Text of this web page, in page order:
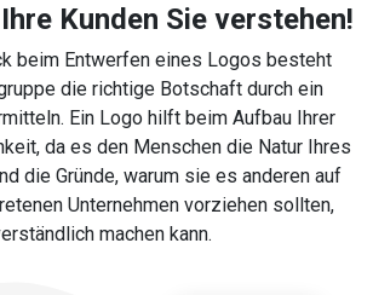
Kunden Sie verstehen!
beim Entwerfen eines Logos besteht
die richtige Botschaft durch ein
Ein Logo hilft beim Aufbau Ihrer
da es den Menschen die Natur Ihres
die Gründe, warum sie es anderen auf
Unternehmen vorziehen sollten,
machen kann.